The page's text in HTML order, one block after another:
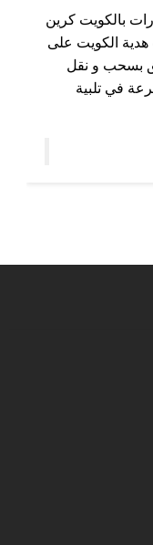
بالكويت كرين
الكويت على
بسحب و نقل
في تلبية